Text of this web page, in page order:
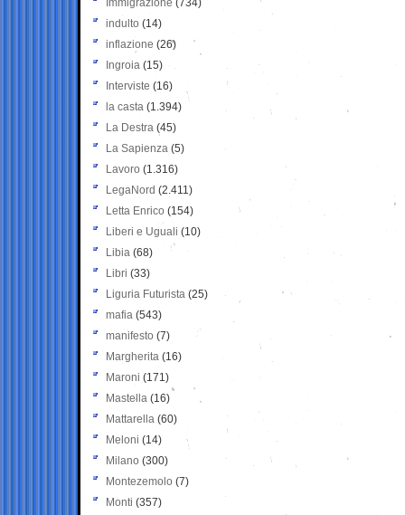
Immigrazione (734)
indulto (14)
inflazione (26)
Ingroia (15)
Interviste (16)
la casta (1.394)
La Destra (45)
La Sapienza (5)
Lavoro (1.316)
LegaNord (2.411)
Letta Enrico (154)
Liberi e Uguali (10)
Libia (68)
Libri (33)
Liguria Futurista (25)
mafia (543)
manifesto (7)
Margherita (16)
Maroni (171)
Mastella (16)
Mattarella (60)
Meloni (14)
Milano (300)
Montezemolo (7)
Monti (357)